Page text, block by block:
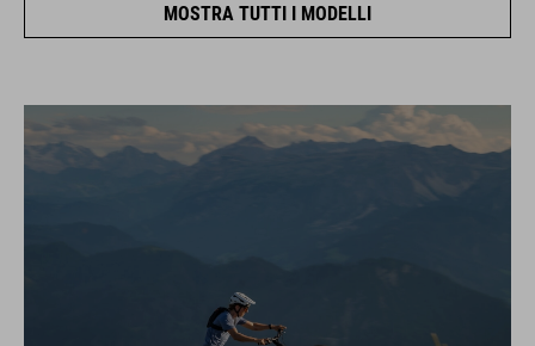
MOSTRA TUTTI I MODELLI